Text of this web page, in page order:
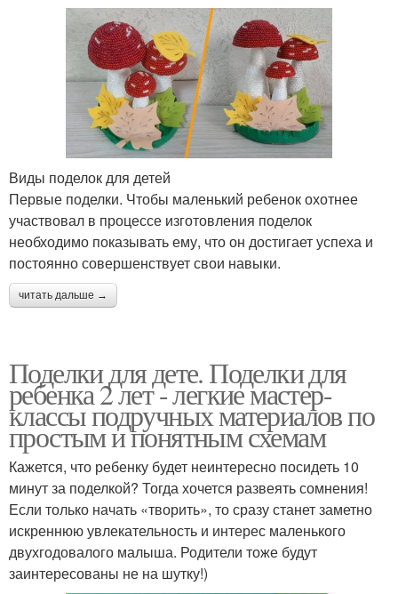
Виды поделок для детей
Первые поделки. Чтобы маленький ребенок охотнее
участвовал в процессе изготовления поделок
необходимо показывать ему, что он достигает успеха и
постоянно совершенствует свои навыки.
читать дальше →
Поделки для дете. Поделки для
ребенка 2 лет - легкие мастер-
классы подручных материалов по
простым и понятным схемам
Кажется, что ребенку будет неинтересно посидеть 10
минут за поделкой? Тогда хочется развеять сомнения!
Если только начать «творить», то сразу станет заметно
искреннюю увлекательность и интерес маленького
двухгодовалого малыша. Родители тоже будут
заинтересованы не на шутку!)